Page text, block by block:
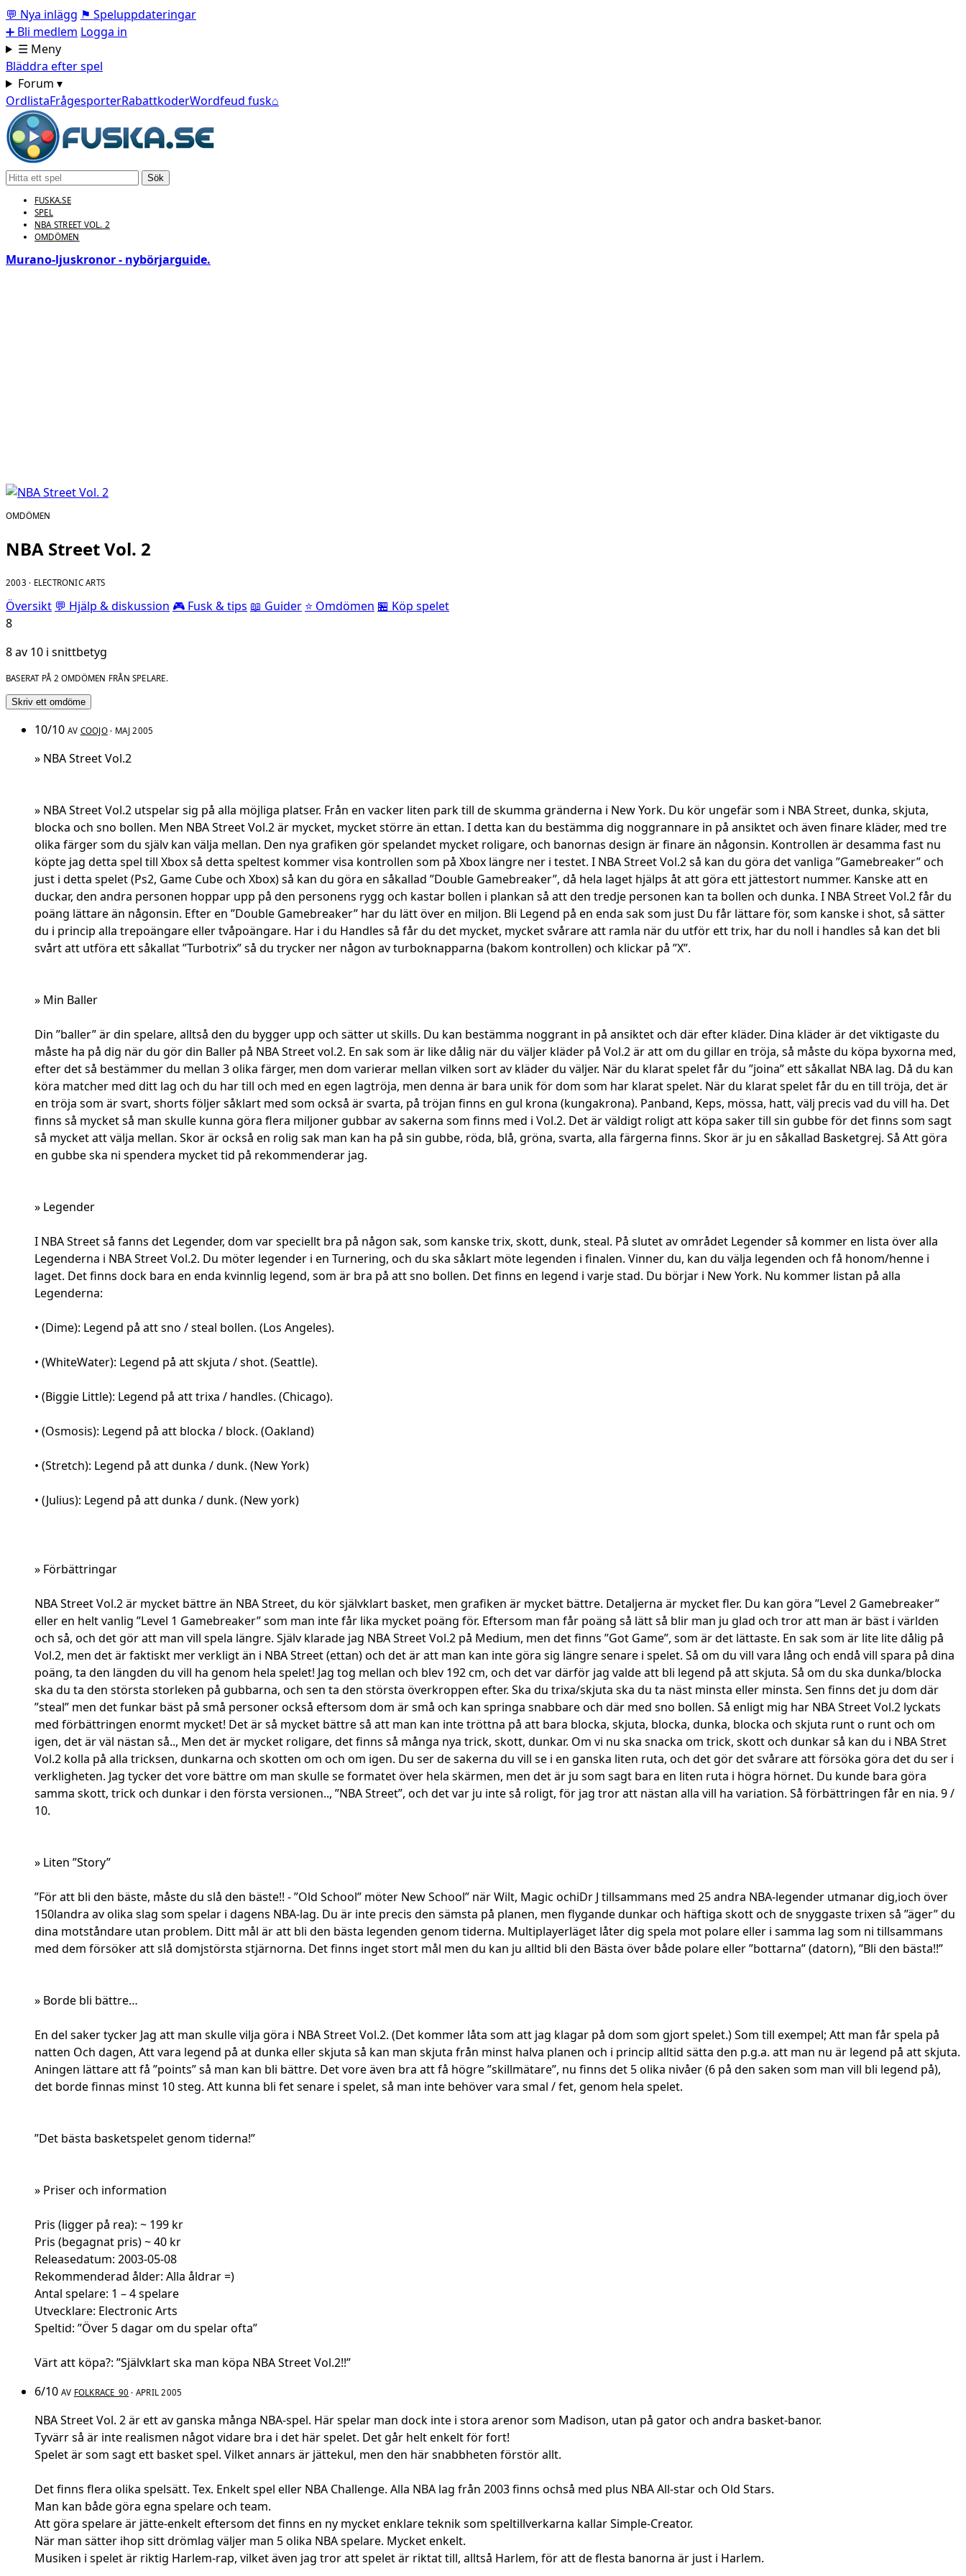
💬 Nya inlägg ⚑ Speluppdateringar
➕ Bli medlem Logga in
☰ Meny
Bläddra efter spel
Forum ▾
OrdlistaFrågesporterRabattkoderWordfeud fusk⌂
Sök
FUSKA.SE
SPEL
NBA STREET VOL. 2
OMDÖMEN
Murano‑ljuskronor - nybörjarguide.
OMDÖMEN
NBA Street Vol. 2
2003 · ELECTRONIC ARTS
Översikt 💬 Hjälp & diskussion 🎮 Fusk & tips 📖 Guider ⭐ Omdömen 🏪 Köp spelet
8
8 av 10 i snittbetyg
BASERAT PÅ 2 OMDÖMEN FRÅN SPELARE.
Skriv ett omdöme
10/10 AV COOJO· MAJ 2005
» NBA Street Vol.2
» NBA Street Vol.2 utspelar sig på alla möjliga platser. Från en vacker liten park till de skumma gränderna i New York. Du kör ungefär som i NBA Street, dunka, skjuta,
blocka och sno bollen. Men NBA Street Vol.2 är mycket, mycket större än ettan. I detta kan du bestämma dig noggrannare in på ansiktet och även finare kläder, med tre
olika färger som du själv kan välja mellan. Den nya grafiken gör spelandet mycket roligare, och banornas design är finare än någonsin. Kontrollen är desamma fast nu
köpte jag detta spel till Xbox så detta speltest kommer visa kontrollen som på Xbox längre ner i testet. I NBA Street Vol.2 så kan du göra det vanliga ”Gamebreaker” och
just i detta spelet (Ps2, Game Cube och Xbox) så kan du göra en såkallad ”Double Gamebreaker”, då hela laget hjälps åt att göra ett jättestort nummer. Kanske att en
duckar, den andra personen hoppar upp på den personens rygg och kastar bollen i plankan så att den tredje personen kan ta bollen och dunka. I NBA Street Vol.2 får du
poäng lättare än någonsin. Efter en ”Double Gamebreaker” har du lätt över en miljon. Bli Legend på en enda sak som just Du får lättare för, som kanske i shot, så sätter
du i princip alla trepoängare eller tvåpoängare. Har i du Handles så får du det mycket, mycket svårare att ramla när du utför ett trix, har du noll i handles så kan det bli
svårt att utföra ett såkallat ”Turbotrix” så du trycker ner någon av turboknapparna (bakom kontrollen) och klickar på ”X”.
» Min Baller
Din ”baller” är din spelare, alltså den du bygger upp och sätter ut skills. Du kan bestämma noggrant in på ansiktet och där efter kläder. Dina kläder är det viktigaste du
måste ha på dig när du gör din Baller på NBA Street vol.2. En sak som är like dålig när du väljer kläder på Vol.2 är att om du gillar en tröja, så måste du köpa byxorna med,
efter det så bestämmer du mellan 3 olika färger, men dom varierar mellan vilken sort av kläder du väljer. När du klarat spelet får du ”joina” ett såkallat NBA lag. Då du kan
köra matcher med ditt lag och du har till och med en egen lagtröja, men denna är bara unik för dom som har klarat spelet. När du klarat spelet får du en till tröja, det är
en tröja som är svart, shorts följer såklart med som också är svarta, på tröjan finns en gul krona (kungakrona). Panband, Keps, mössa, hatt, välj precis vad du vill ha. Det
finns så mycket så man skulle kunna göra flera miljoner gubbar av sakerna som finns med i Vol.2. Det är väldigt roligt att köpa saker till sin gubbe för det finns som sagt
så mycket att välja mellan. Skor är också en rolig sak man kan ha på sin gubbe, röda, blå, gröna, svarta, alla färgerna finns. Skor är ju en såkallad Basketgrej. Så Att göra
en gubbe ska ni spendera mycket tid på rekommenderar jag.
» Legender
I NBA Street så fanns det Legender, dom var speciellt bra på någon sak, som kanske trix, skott, dunk, steal. På slutet av området Legender så kommer en lista över alla
Legenderna i NBA Street Vol.2. Du möter legender i en Turnering, och du ska såklart möte legenden i finalen. Vinner du, kan du välja legenden och få honom/henne i
laget. Det finns dock bara en enda kvinnlig legend, som är bra på att sno bollen. Det finns en legend i varje stad. Du börjar i New York. Nu kommer listan på alla
Legenderna:
• (Dime): Legend på att sno / steal bollen. (Los Angeles).
• (WhiteWater): Legend på att skjuta / shot. (Seattle).
• (Biggie Little): Legend på att trixa / handles. (Chicago).
• (Osmosis): Legend på att blocka / block. (Oakland)
• (Stretch): Legend på att dunka / dunk. (New York)
• (Julius): Legend på att dunka / dunk. (New york)
» Förbättringar
NBA Street Vol.2 är mycket bättre än NBA Street, du kör självklart basket, men grafiken är mycket bättre. Detaljerna är mycket fler. Du kan göra ”Level 2 Gamebreaker”
eller en helt vanlig ”Level 1 Gamebreaker” som man inte får lika mycket poäng för. Eftersom man får poäng så lätt så blir man ju glad och tror att man är bäst i världen
och så, och det gör att man vill spela längre. Själv klarade jag NBA Street Vol.2 på Medium, men det finns ”Got Game”, som är det lättaste. En sak som är lite lite dålig på
Vol.2, men det är faktiskt mer verkligt än i NBA Street (ettan) och det är att man kan inte göra sig längre senare i spelet. Så om du vill vara lång och endå vill spara på dina
poäng, ta den längden du vill ha genom hela spelet! Jag tog mellan och blev 192 cm, och det var därför jag valde att bli legend på att skjuta. Så om du ska dunka/blocka
ska du ta den största storleken på gubbarna, och sen ta den största överkroppen efter. Ska du trixa/skjuta ska du ta näst minsta eller minsta. Sen finns det ju dom där
”steal” men det funkar bäst på små personer också eftersom dom är små och kan springa snabbare och där med sno bollen. Så enligt mig har NBA Street Vol.2 lyckats
med förbättringen enormt mycket! Det är så mycket bättre så att man kan inte tröttna på att bara blocka, skjuta, blocka, dunka, blocka och skjuta runt o runt och om
igen, det är väl nästan så.., Men det är mycket roligare, det finns så många nya trick, skott, dunkar. Om vi nu ska snacka om trick, skott och dunkar så kan du i NBA Stret
Vol.2 kolla på alla tricksen, dunkarna och skotten om och om igen. Du ser de sakerna du vill se i en ganska liten ruta, och det gör det svårare att försöka göra det du ser i
verkligheten. Jag tycker det vore bättre om man skulle se formatet över hela skärmen, men det är ju som sagt bara en liten ruta i högra hörnet. Du kunde bara göra
samma skott, trick och dunkar i den första versionen.., ”NBA Street”, och det var ju inte så roligt, för jag tror att nästan alla vill ha variation. Så förbättringen får en nia. 9 /
10.
» Liten ”Story”
”För att bli den bäste, måste du slå den bäste!! - ”Old School” möter New School” när Wilt, Magic ochiDr J tillsammans med 25 andra NBA-legender utmanar dig,ioch över
150landra av olika slag som spelar i dagens NBA-lag. Du är inte precis den sämsta på planen, men flygande dunkar och häftiga skott och de snyggaste trixen så ”äger” du
dina motståndare utan problem. Ditt mål är att bli den bästa legenden genom tiderna. Multiplayerläget låter dig spela mot polare eller i samma lag som ni tillsammans
med dem försöker att slå domjstörsta stjärnorna. Det finns inget stort mål men du kan ju alltid bli den Bästa över både polare eller ”bottarna” (datorn), ”Bli den bästa!!”
» Borde bli bättre…
En del saker tycker Jag att man skulle vilja göra i NBA Street Vol.2. (Det kommer låta som att jag klagar på dom som gjort spelet.) Som till exempel; Att man får spela på
natten Och dagen, Att vara legend på at dunka eller skjuta så kan man skjuta från minst halva planen och i princip alltid sätta den p.g.a. att man nu är legend på att skjuta.
Aningen lättare att få ”points” så man kan bli bättre. Det vore även bra att få högre ”skillmätare”, nu finns det 5 olika nivåer (6 på den saken som man vill bli legend på),
det borde finnas minst 10 steg. Att kunna bli fet senare i spelet, så man inte behöver vara smal / fet, genom hela spelet.
”Det bästa basketspelet genom tiderna!”
» Priser och information
Pris (ligger på rea): ~ 199 kr
Pris (begagnat pris) ~ 40 kr
Releasedatum: 2003-05-08
Rekommenderad ålder: Alla åldrar =)
Antal spelare: 1 – 4 spelare
Utvecklare: Electronic Arts
Speltid: ”Över 5 dagar om du spelar ofta”
Värt att köpa?: ”Självklart ska man köpa NBA Street Vol.2!!”
6/10 AV FOLKRACE_90 · APRIL 2005
NBA Street Vol. 2 är ett av ganska många NBA-spel. Här spelar man dock inte i stora arenor som Madison, utan på gator och andra basket-banor.
Tyvärr så är inte realismen något vidare bra i det här spelet. Det går helt enkelt för fort!
Spelet är som sagt ett basket spel. Vilket annars är jättekul, men den här snabbheten förstör allt.
Det finns flera olika spelsätt. Tex. Enkelt spel eller NBA Challenge. Alla NBA lag från 2003 finns ochså med plus NBA All-star och Old Stars.
Man kan både göra egna spelare och team.
Att göra spelare är jätte-enkelt eftersom det finns en ny mycket enklare teknik som speltillverkarna kallar Simple-Creator.
När man sätter ihop sitt drömlag väljer man 5 olika NBA spelare. Mycket enkelt.
Musiken i spelet är riktig Harlem-rap, vilket även jag tror att spelet är riktat till, alltså Harlem, för att de flesta banorna är just i Harlem.